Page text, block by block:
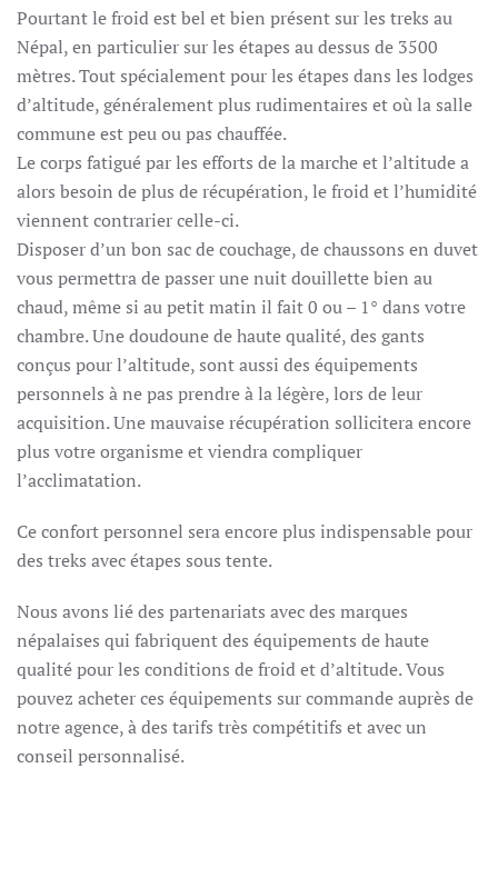
Pourtant le froid est bel et bien présent sur les treks au
Népal, en particulier sur les étapes au dessus de 3500
mètres. Tout spécialement pour les étapes dans les lodges
d’altitude, généralement plus rudimentaires et où la salle
commune est peu ou pas chauffée.
Le corps fatigué par les efforts de la marche et l’altitude a
alors besoin de plus de récupération, le froid et l’humidité
viennent contrarier celle-ci.
Disposer d’un bon sac de couchage, de chaussons en duvet
vous permettra de passer une nuit douillette bien au
chaud, même si au petit matin il fait 0 ou – 1° dans votre
chambre. Une doudoune de haute qualité, des gants
conçus pour l’altitude, sont aussi des équipements
personnels à ne pas prendre à la légère, lors de leur
acquisition. Une mauvaise récupération sollicitera encore
plus votre organisme et viendra compliquer
l’acclimatation.
Ce confort personnel sera encore plus indispensable pour
des treks avec étapes sous tente.
Nous avons lié des partenariats avec des marques
népalaises qui fabriquent des équipements de haute
qualité pour les conditions de froid et d’altitude. Vous
pouvez acheter ces équipements sur commande auprès de
notre agence, à des tarifs très compétitifs et avec un
conseil personnalisé.